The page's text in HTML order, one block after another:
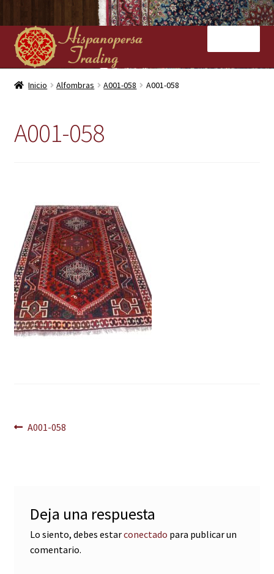
Ir
a
la
navegación
Ir
al
contenido
Inicio
Contacto
Inicio Alfombras A001-058 A001-058
A001-058
Navegación
Anterior:
A001-058
Deja una respuesta
Lo siento, debes estarconectado para publicar un
comentario.